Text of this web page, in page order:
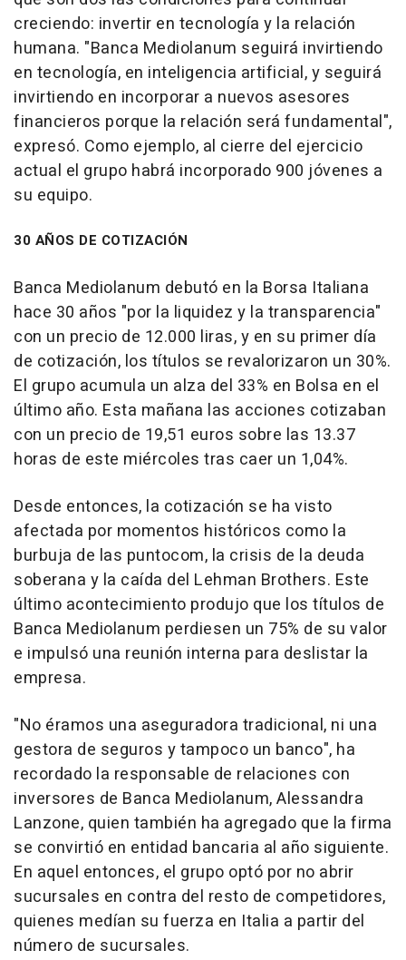
creciendo: invertir en tecnología y la relación
humana. "Banca Mediolanum seguirá invirtiendo
en tecnología, en inteligencia artificial, y seguirá
invirtiendo en incorporar a nuevos asesores
financieros porque la relación será fundamental",
expresó. Como ejemplo, al cierre del ejercicio
actual el grupo habrá incorporado 900 jóvenes a
su equipo.
30 AÑOS DE COTIZACIÓN
Banca Mediolanum debutó en la Borsa Italiana
hace 30 años "por la liquidez y la transparencia"
con un precio de 12.000 liras, y en su primer día
de cotización, los títulos se revalorizaron un 30%.
El grupo acumula un alza del 33% en Bolsa en el
último año. Esta mañana las acciones cotizaban
con un precio de 19,51 euros sobre las 13.37
horas de este miércoles tras caer un 1,04%.
Desde entonces, la cotización se ha visto
afectada por momentos históricos como la
burbuja de las puntocom, la crisis de la deuda
soberana y la caída del Lehman Brothers. Este
último acontecimiento produjo que los títulos de
Banca Mediolanum perdiesen un 75% de su valor
e impulsó una reunión interna para deslistar la
empresa.
"No éramos una aseguradora tradicional, ni una
gestora de seguros y tampoco un banco", ha
recordado la responsable de relaciones con
inversores de Banca Mediolanum, Alessandra
Lanzone, quien también ha agregado que la firma
se convirtió en entidad bancaria al año siguiente.
En aquel entonces, el grupo optó por no abrir
sucursales en contra del resto de competidores,
quienes medían su fuerza en Italia a partir del
número de sucursales.